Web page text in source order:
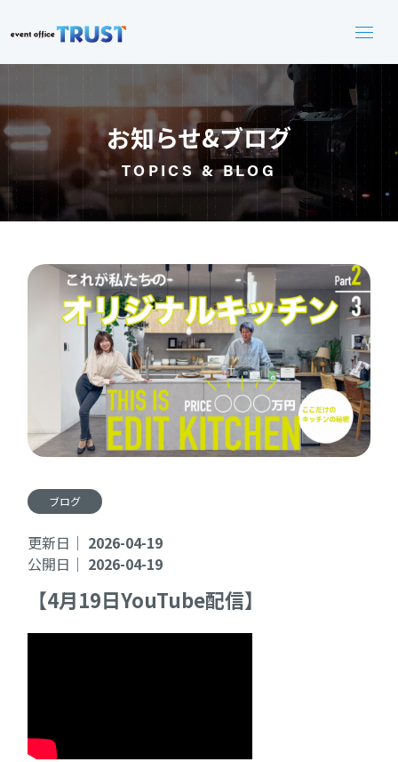
お知らせ&ブログ
TOPICS & BLOG
ブログ
更新日｜ 2026-04-19
公開日｜ 2026-04-19
【4月19日YouTube配信】